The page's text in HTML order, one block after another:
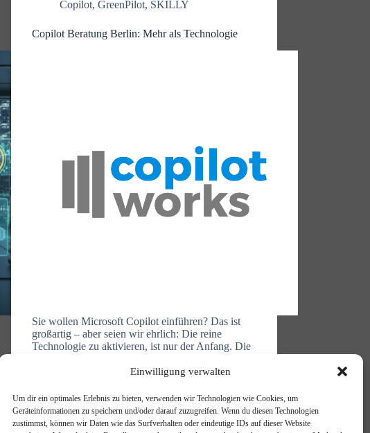
Einwilligung verwalten
Um dir ein optimales Erlebnis zu bieten, verwenden wir Technologien wie Cookies, um
Geräteinformationen zu speichern und/oder darauf zuzugreifen. Wenn du diesen Technologien
zustimmst, können wir Daten wie das Surfverhalten oder eindeutige IDs auf dieser Website
Copilot,GreenPilot, SKILLY
Copilot Beratung Berlin: Mehr als Technologie
Sie wollen Microsoft Copilot einführen? Das ist
großartig – aber seien wir ehrlich: Die reine
Technologie zu aktivieren, ist nur der Anfang. Die
einzusetzen, dass Ihre Teams wirklich davon
werden…
Michael Reischer
23. Oktober 2025